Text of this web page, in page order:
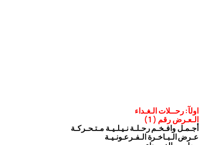
اولآ: رحــلات الـغـداء
الـعـرض رقم ( 1 )
أجـمـل وافـخـم رحـلـة نـيـلـيـة مـتـحـركـة
عـرض الـبـاخـرة الـفـرعـونـيـة